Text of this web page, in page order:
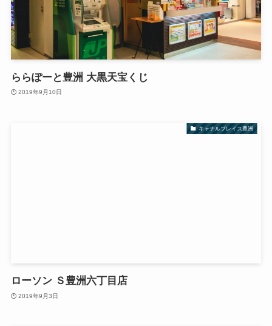
ららぽーと豊洲 大黒天宝くじ
2019年9月10日
キャナルプレイス豊洲
ローソン Ｓ豊洲六丁目店
2019年9月3日